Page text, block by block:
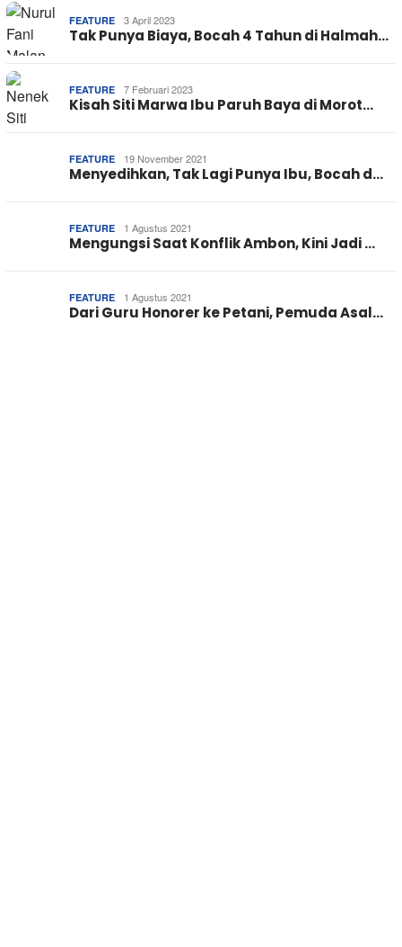
FEATURE 3 April 2023
Tak Punya Biaya, Bocah 4 Tahun di Halmah…
FEATURE 7 Februari 2023
Kisah Siti Marwa Ibu Paruh Baya di Morot…
FEATURE 19 November 2021
Menyedihkan, Tak Lagi Punya Ibu, Bocah d…
FEATURE 1 Agustus 2021
Mengungsi Saat Konflik Ambon, Kini Jadi …
FEATURE 1 Agustus 2021
Dari Guru Honorer ke Petani, Pemuda Asal…